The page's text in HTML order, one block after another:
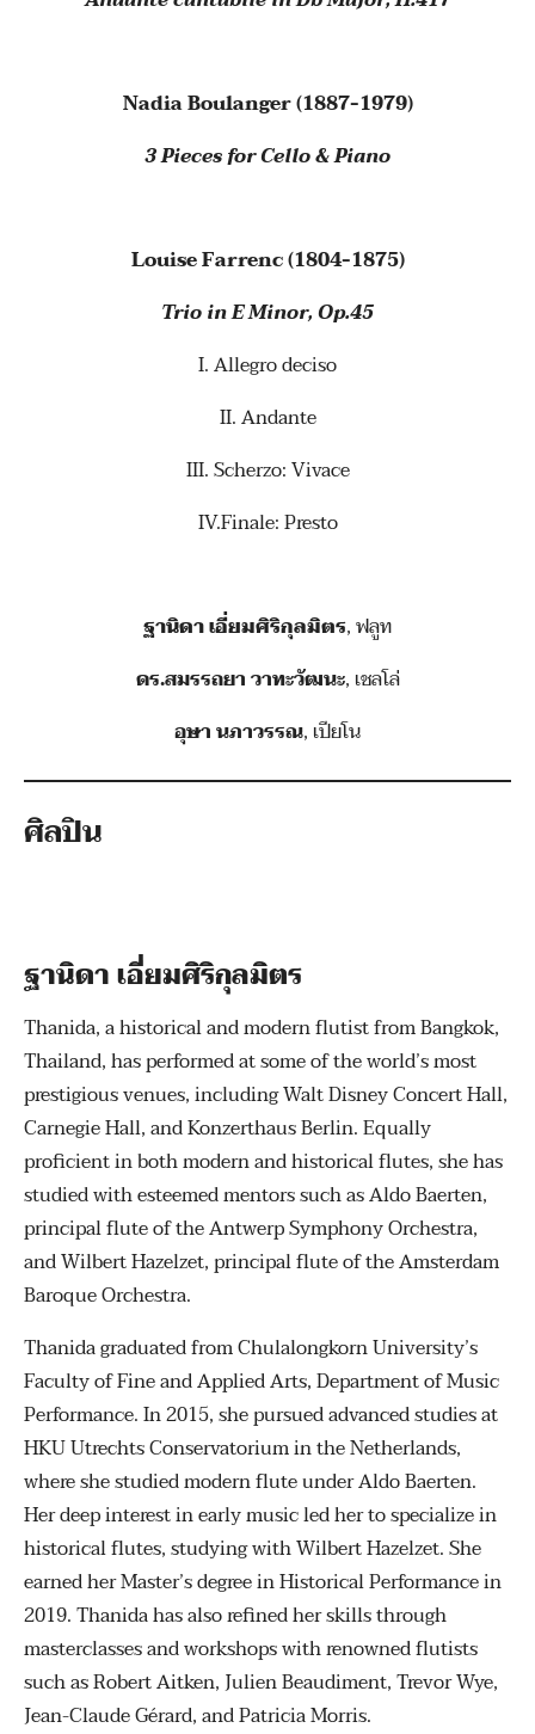
Nadia Boulanger (1887-1979)
3 Pieces for Cello & Piano
Louise Farrenc (1804-1875)
Trio in E Minor, Op.45
I. Allegro deciso
II. Andante
III. Scherzo: Vivace
IV.Finale: Presto
ฐานิดา เอี่ยมศิริกุลมิตร, ฟลูท
ดร.สมรรถยา วาทะวัฒนะ, เชลโล่
อุษา นภาวรรณ, เปียโน
ศิลปิน
ฐานิดา เอี่ยมศิริกุลมิตร
Thanida, a historical and modern flutist from Bangkok,
Thailand, has performed at some of the world’s most
prestigious venues, including Walt Disney Concert Hall,
Carnegie Hall, and Konzerthaus Berlin. Equally
proficient in both modern and historical flutes, she has
studied with esteemed mentors such as Aldo Baerten,
principal flute of the Antwerp Symphony Orchestra,
and Wilbert Hazelzet, principal flute of the Amsterdam
Baroque Orchestra.
Thanida graduated from Chulalongkorn University’s
Faculty of Fine and Applied Arts, Department of Music
Performance. In 2015, she pursued advanced studies at
HKU Utrechts Conservatorium in the Netherlands,
where she studied modern flute under Aldo Baerten.
Her deep interest in early music led her to specialize in
historical flutes, studying with Wilbert Hazelzet. She
earned her Master’s degree in Historical Performance in
2019. Thanida has also refined her skills through
masterclasses and workshops with renowned flutists
such as Robert Aitken, Julien Beaudiment, Trevor Wye,
Jean-Claude Gérard, and Patricia Morris.